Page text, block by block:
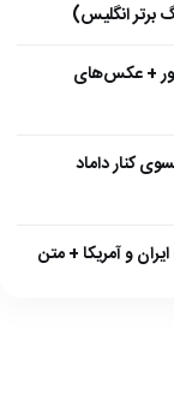
+ عکس‌های
کنار داماد
و آمریکا + متن